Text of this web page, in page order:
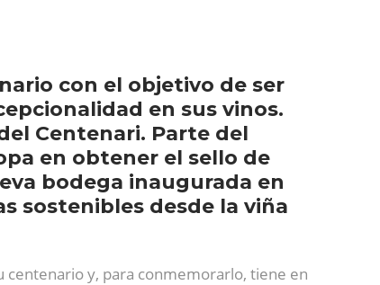
con el objetivo de ser
en sus vinos.
Centenari. Parte del
en obtener el sello de
bodega inaugurada en
sostenibles desde la viña
centenario y, para conmemorarlo, tiene en